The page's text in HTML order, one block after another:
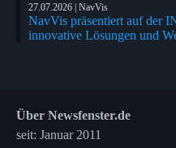
27.07.2026 | NavVis
NavVis präsentiert auf der
innovative Lösungen und
Über Newsfenster.de
seit: Januar 2011